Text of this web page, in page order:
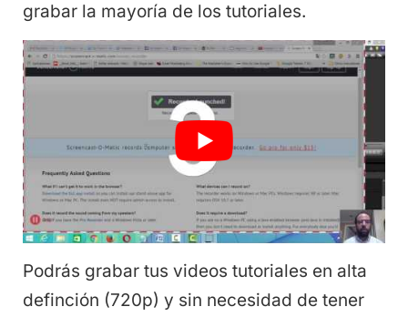
grabar la mayoría de los tutoriales.
Podrás grabar tus videos tutoriales en alta
definción (720p) y sin necesidad de tener